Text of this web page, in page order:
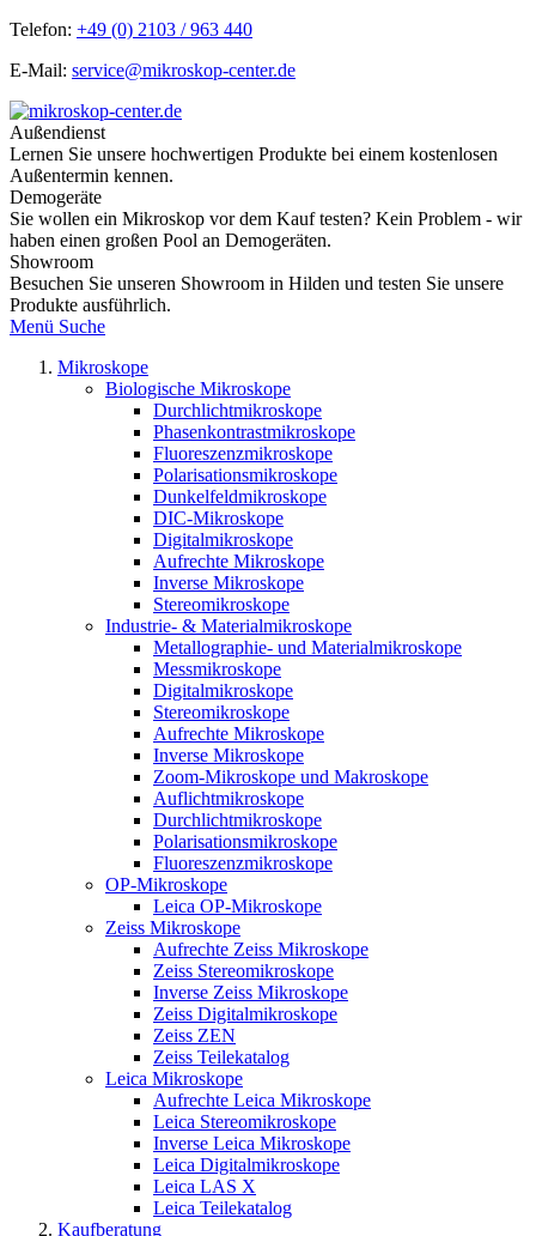
Telefon: +49 (0) 2103 / 963 440
E-Mail: service@mikroskop-center.de
Außendienst
Lernen Sie unsere hochwertigen Produkte bei einem kostenlosen
Außentermin kennen.
Demogeräte
Sie wollen ein Mikroskop vor dem Kauf testen? Kein Problem - wir
haben einen großen Pool an Demogeräten.
Showroom
Besuchen Sie unseren Showroom in Hilden und testen Sie unsere
Produkte ausführlich.
Menü Suche
Mikroskope
Biologische Mikroskope
Durchlichtmikroskope
Phasenkontrastmikroskope
Fluoreszenzmikroskope
Polarisationsmikroskope
Dunkelfeldmikroskope
DIC-Mikroskope
Digitalmikroskope
Aufrechte Mikroskope
Inverse Mikroskope
Stereomikroskope
Industrie- & Materialmikroskope
Metallographie- und Materialmikroskope
Messmikroskope
Digitalmikroskope
Stereomikroskope
Aufrechte Mikroskope
Inverse Mikroskope
Zoom-Mikroskope und Makroskope
Auflichtmikroskope
Durchlichtmikroskope
Polarisationsmikroskope
Fluoreszenzmikroskope
OP-Mikroskope
Leica OP-Mikroskope
Zeiss Mikroskope
Aufrechte Zeiss Mikroskope
Zeiss Stereomikroskope
Inverse Zeiss Mikroskope
Zeiss Digitalmikroskope
Zeiss ZEN
Zeiss Teilekatalog
Leica Mikroskope
Aufrechte Leica Mikroskope
Leica Stereomikroskope
Inverse Leica Mikroskope
Leica Digitalmikroskope
Leica LAS X
Leica Teilekatalog
Kaufberatung